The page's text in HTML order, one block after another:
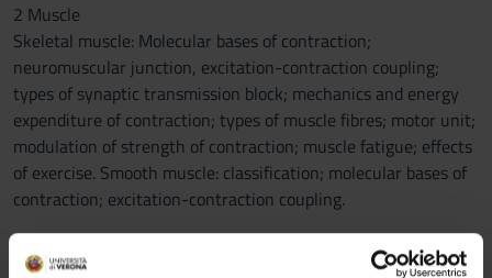
2 Muscle
Skeletal muscle: Molecular bases of contraction;
neuromuscular junction, excitation-contraction coupling;
types of synaptic transmission block; mechanics and energy
expenditure of contraction; types of muscle fibres; motor unit;
modulation of strength of contraction; muscle fatigue; effects
of exercise. Smooth muscle: classification; molecular bases of
contraction; excitation-contraction coupling.